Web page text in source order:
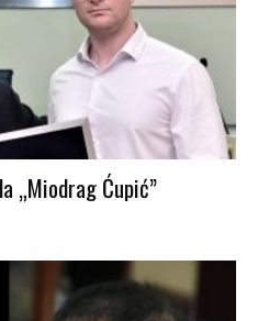
„Miodrag Ćupić”